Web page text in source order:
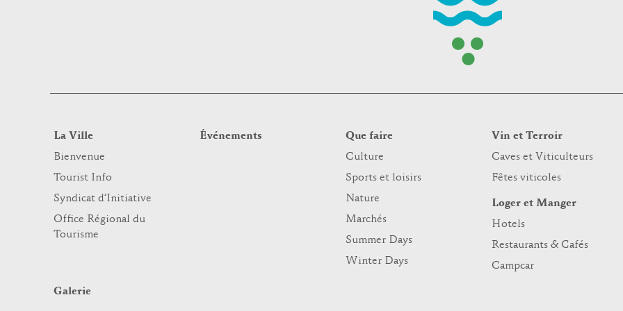
La Ville
Bienvenue
Tourist Info
Syndicat d’Initiative
Office Régional du
Tourisme
Événements
Que faire
Culture
Sports et loisirs
Nature
Marchés
Summer Days
Winter Days
Vin et Terroir
Caves et Viticulteurs
Fêtes viticoles
Loger et Manger
Hotels
Restaurants & Cafés
Campcar
Galerie